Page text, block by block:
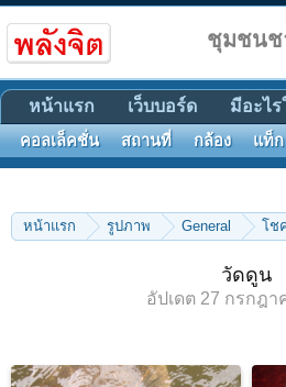
หน้าแรก รูปภาพ General โช
วัดดูน
อัปเดต 27 กรกฎา
ชุมชนช
หน้าแรก เว็บบอร์ด มีอะไ
คอลเล็คชั่น สถานที่ กล้อง แท็ก